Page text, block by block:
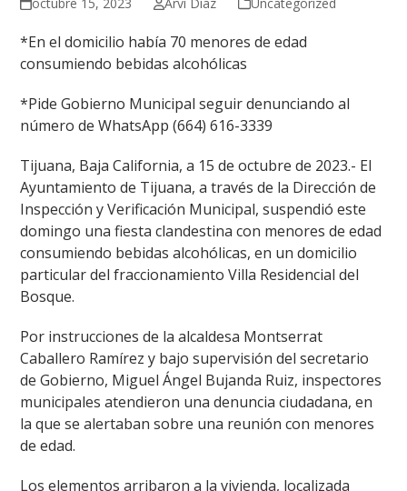
*En el domicilio había 70 menores de edad
consumiendo bebidas alcohólicas
*Pide Gobierno Municipal seguir denunciando al
número de WhatsApp (664) 616-3339
Tijuana, Baja California, a 15 de octubre de 2023.- El
Ayuntamiento de Tijuana, a través de la Dirección de
Inspección y Verificación Municipal, suspendió este
domingo una fiesta clandestina con menores de edad
consumiendo bebidas alcohólicas, en un domicilio
particular del fraccionamiento Villa Residencial del
Bosque.
Por instrucciones de la alcaldesa Montserrat
Caballero Ramírez y bajo supervisión del secretario
de Gobierno, Miguel Ángel Bujanda Ruiz, inspectores
municipales atendieron una denuncia ciudadana, en
la que se alertaban sobre una reunión con menores
de edad.
Los elementos arribaron a la vivienda, localizada